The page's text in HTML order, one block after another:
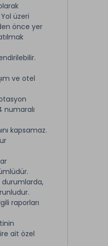
üzeri
önce yer
ve otel
numaralı
kapsamaz.
durumlarda,
raporları
ait özel